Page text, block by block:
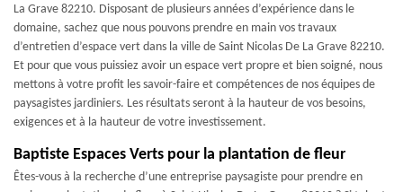
La Grave 82210. Disposant de plusieurs années d’expérience dans le
domaine, sachez que nous pouvons prendre en main vos travaux
d’entretien d’espace vert dans la ville de Saint Nicolas De La Grave 82210.
Et pour que vous puissiez avoir un espace vert propre et bien soigné, nous
mettons à votre profit les savoir-faire et compétences de nos équipes de
paysagistes jardiniers. Les résultats seront à la hauteur de vos besoins,
exigences et à la hauteur de votre investissement.
Baptiste Espaces Verts pour la plantation de fleur
Êtes-vous à la recherche d’une entreprise paysagiste pour prendre en